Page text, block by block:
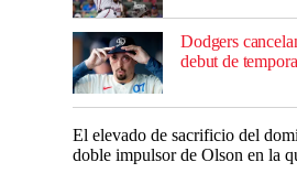
Dodgers
debut de
El elevado de sacrificio del
doble impulsor de Olson en la